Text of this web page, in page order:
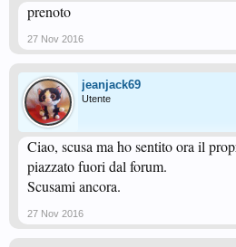
prenoto
27 Nov 2016
jeanjack69
Utente
Ciao, scusa ma ho sentito ora il
piazzato fuori dal forum.
Scusami ancora.
27 Nov 2016